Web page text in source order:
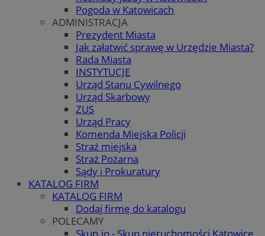
Pogoda w Katowicach
ADMINISTRACJA
Prezydent Miasta
Jak załatwić sprawę w Urzędzie Miasta?
Rada Miasta
INSTYTUCJE
Urząd Stanu Cywilnego
Urząd Skarbowy
ZUS
Urząd Pracy
Komenda Miejska Policji
Straż miejska
Straż Pożarna
Sądy i Prokuratury
KATALOG FIRM
KATALOG FIRM
Dodaj firmę do katalogu
POLECAMY